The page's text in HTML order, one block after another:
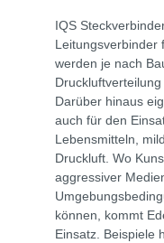
IQS
Leitungsverbinder
werden je nach
Darüber hinaus
auch für den
Lebensmitteln,
Druckluft. Wo
aggressiver
können, kommt
Einsatz. Beispiele